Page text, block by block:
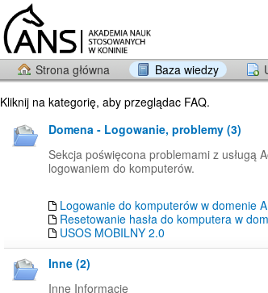
Strona główna Baza wiedzy
Kliknij na kategorię, aby przeglądac FAQ.
Domena - Logowanie, problemy (3)
Sekcja poświęcona problemami z usługą
logowaniem do komputerów.
Logowanie do komputerów w domenie
Resetowanie hasła do komputera w
USOS MOBILNY 2.0
Inne (2)
Inne Informacje